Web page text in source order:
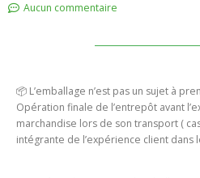
Aucun commentaire
📦 L’emballage n’est pas un sujet à
Opération finale de l’entrepôt avant
marchandise lors de son transport (
intégrante de l’expérience client dans